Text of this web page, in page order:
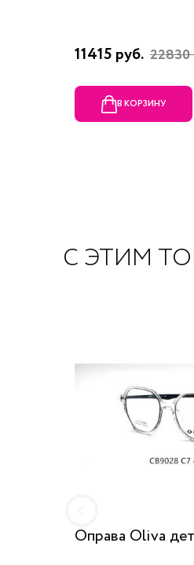
11415 руб. 22830
В КОРЗИНУ
С ЭТИМ
Оправа Oliva